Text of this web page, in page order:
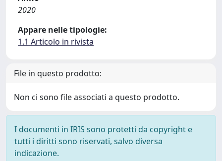
2020
Appare nelle tipologie:
1.1 Articolo in rivista
File in questo prodotto:
Non ci sono file associati a questo prodotto.
I documenti in IRIS sono protetti da copyright e
tutti i diritti sono riservati, salvo diversa
indicazione.